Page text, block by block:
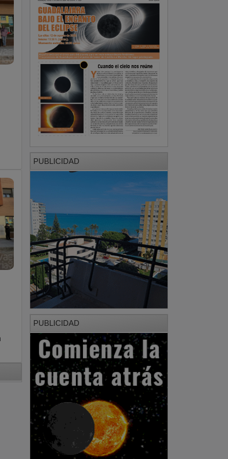
PUBLICIDAD
PUBLICIDAD